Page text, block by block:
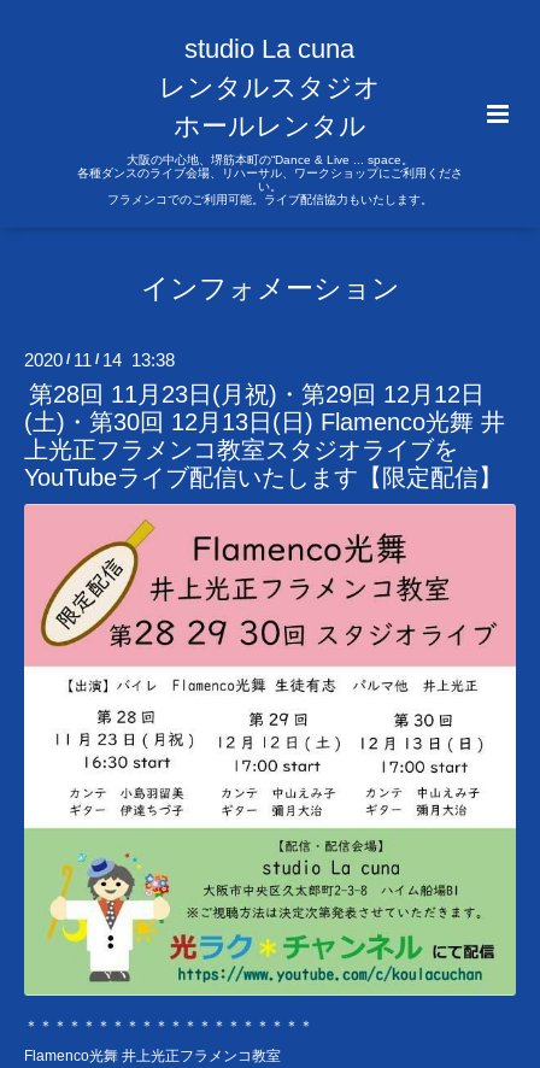
studio La cuna
レンタルスタジオ
ホールレンタル
大阪の中心地、堺筋本町の“Dance & Live ... space。
各種ダンスのライブ会場、リハーサル、ワークショップにご利用くださ
い。
フラメンコでのご利用可能。ライブ配信協力もいたします。
インフォメーション
2020 / 11 / 14 13:38
第28回 11月23日(月祝)・第29回 12月12日
(土)・第30回 12月13日(日) Flamenco光舞 井
上光正フラメンコ教室スタジオライブを
YouTubeライブ配信いたします【限定配信】
＊＊＊＊＊＊＊＊＊＊＊＊＊＊＊＊＊＊＊＊
Flamenco光舞 井上光正フラメンコ教室